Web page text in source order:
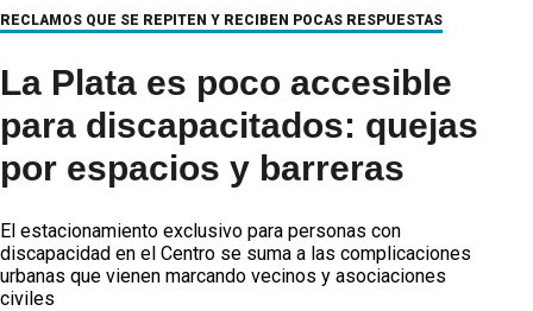
RECLAMOS QUE SE REPITEN Y RECIBEN POCAS RESPUESTAS
La Plata es poco accesible
para discapacitados: quejas
por espacios y barreras
El estacionamiento exclusivo para personas con
discapacidad en el Centro se suma a las complicaciones
urbanas que vienen marcando vecinos y asociaciones
civiles